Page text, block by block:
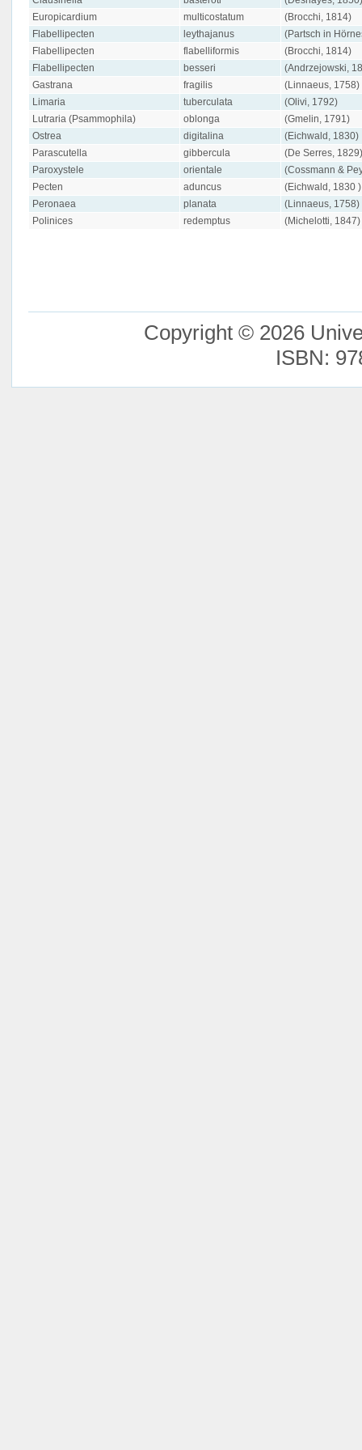
Europicardium
multicostatum
(Brocchi, 1814)
Flabellipecten
leythajanus
(Partsch in
Flabellipecten
flabelliformis
(Brocchi, 1814)
Flabellipecten
besseri
(Andrzejowski,
Gastrana
fragilis
(Linnaeus, 1758)
Limaria
tuberculata
(Olivi, 1792)
Lutraria (Psammophila)
oblonga
(Gmelin, 1791)
Ostrea
digitalina
(Eichwald, 1830)
Parascutella
gibbercula
(De Serres, 1829)
Paroxystele
orientale
(Cossmann &
Pecten
aduncus
(Eichwald, 1830 )
Peronaea
planata
(Linnaeus, 1758)
Polinices
redemptus (Michelotti, 1847)
Copyright © 2026
ISBN: